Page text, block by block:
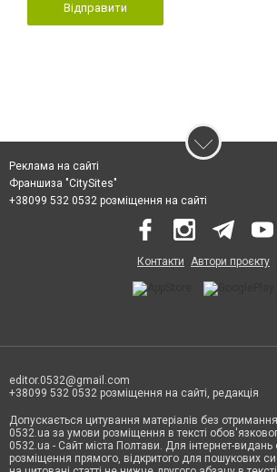
Відправити
Реклама на сайті
Франшиза "CitySites"
+38099 532 0532 розміщення на сайті
Контакти Автори проєкту
editor.0532@gmail.com
+38099 532 0532 розміщення на сайті, редакція
Допускається цитування матеріалів без
0532.ua за умови розміщення в тексті
0532.ua - Сайт міста Полтави. Для інтернет-
розміщення прямого, відкритого для пошукових